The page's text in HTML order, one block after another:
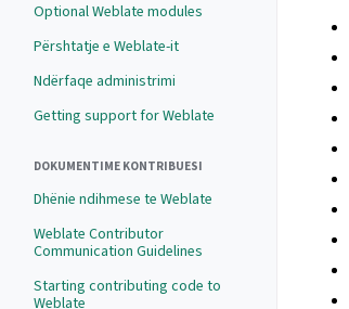
Optional Weblate modules
Përshtatje e Weblate-it
Ndërfaqe administrimi
Getting support for Weblate
DOKUMENTIME KONTRIBUESI
Dhënie ndihmese te Weblate
Weblate Contributor
Communication Guidelines
Starting contributing code to
Weblate